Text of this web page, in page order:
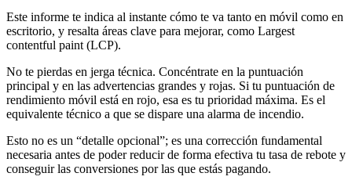
Este informe te indica al instante cómo te va tanto en móvil como en
escritorio, y resalta áreas clave para mejorar, como Largest
contentful paint (LCP).
No te pierdas en jerga técnica. Concéntrate en la puntuación
principal y en las advertencias grandes y rojas. Si tu puntuación de
rendimiento móvil está en rojo, esa es tu prioridad máxima. Es el
equivalente técnico a que se dispare una alarma de incendio.
Esto no es un “detalle opcional”; es una corrección fundamental
necesaria antes de poder reducir de forma efectiva tu tasa de rebote y
conseguir las conversiones por las que estás pagando.